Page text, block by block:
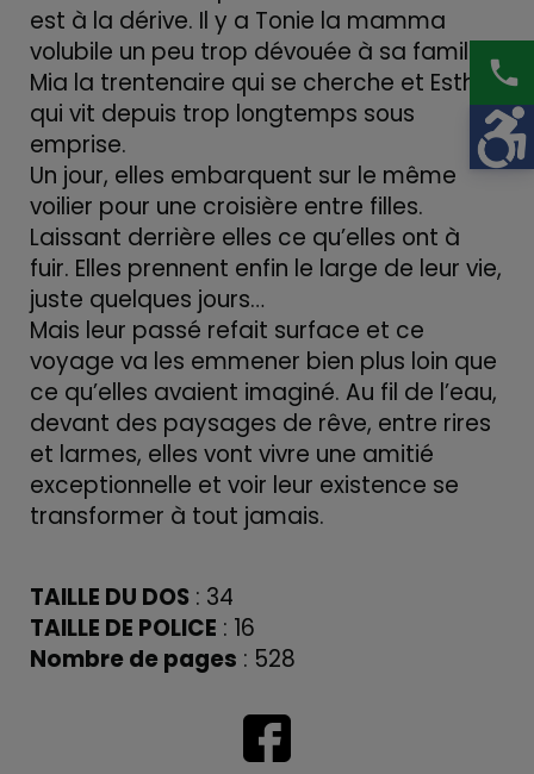
est à la dérive. Il y a Tonie la mamma
volubile un peu trop dévouée à sa famille,
Mia la trentenaire qui se cherche et Esther
qui vit depuis trop longtemps sous
emprise.
Un jour, elles embarquent sur le même
voilier pour une croisière entre filles.
Laissant derrière elles ce qu’elles ont à
fuir. Elles prennent enfin le large de leur vie,
juste quelques jours…
Mais leur passé refait surface et ce
voyage va les emmener bien plus loin que
ce qu’elles avaient imaginé. Au fil de l’eau,
devant des paysages de rêve, entre rires
et larmes, elles vont vivre une amitié
exceptionnelle et voir leur existence se
transformer à tout jamais.
TAILLE DU DOS : 34
TAILLE DE POLICE : 16
Nombre de pages : 528
phone